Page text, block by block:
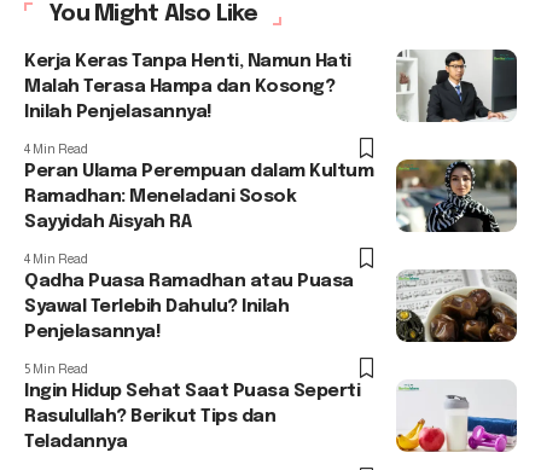
You Might Also Like
Kerja Keras Tanpa Henti, Namun Hati
Malah Terasa Hampa dan Kosong?
Inilah Penjelasannya!
4 Min Read
Peran Ulama Perempuan dalam Kultum
Ramadhan: Meneladani Sosok
Sayyidah Aisyah RA
4 Min Read
Qadha Puasa Ramadhan atau Puasa
Syawal Terlebih Dahulu? Inilah
Penjelasannya!
5 Min Read
Ingin Hidup Sehat Saat Puasa Seperti
Rasulullah? Berikut Tips dan
Teladannya